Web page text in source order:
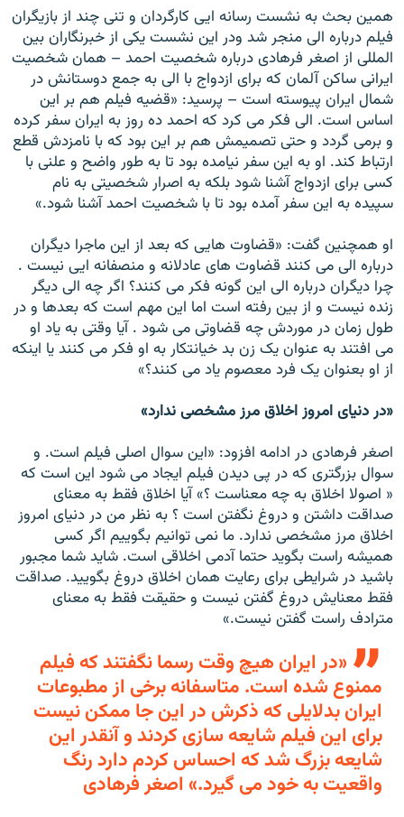
همین بحث به نشست رسانه ایی کارگردان و تنی چند از بازیگران
فیلم درباره الی منجر شد ودر این نشست یکی از خبرنگاران بین
المللی از اصغر فرهادی درباره شخصیت احمد – همان شخصیت
ایرانی ساکن آلمان که برای ازدواج با الی به جمع دوستانش در
شمال ایران پیوسته است – پرسید: «قضیه فیلم هم بر این
اساس است. الی فکر می کرد که احمد ده روز به ایران سفر کرده
و برمی گردد و حتی تصمیمش هم بر این بود که با نامزدش قطع
ارتباط کند. او به این سفر نیامده بود تا به طور واضح و علنی با
کسی برای ازدواج آشنا شود بلکه به اصرار شخصیتی به نام
سپیده به این سفر آمده بود تا با شخصیت احمد آشنا شود.»
او همچنین گفت: «قضاوت هایی که بعد از این ماجرا دیگران
درباره الی می کنند قضاوت های عادلانه و منصفانه ایی نیست .
چرا دیگران درباره الی این گونه فکر می کنند؟ اگر چه الی دیگر
زنده نیست و از بین رفته است اما این مهم است که بعدها و در
طول زمان در موردش چه قضاوتی می شود . آیا وقتی به یاد او
می افتند به عنوان یک زن بد خیانتکار به او فکر می کنند یا اینکه
از او بعنوان یک فرد معصوم یاد می کنند؟»
«در دنیای امروز اخلاق مرز مشخصی ندارد»
اصغر فرهادی در ادامه افزود: «این سوال اصلی فیلم است. و
سوال بزرگتری که در پی دیدن فیلم ایجاد می شود این است که
« اصولا اخلاق به چه معناست ؟» آیا اخلاق فقط به معنای
صداقت داشتن و دروغ نگفتن است ؟ به نظر من در دنیای امروز
اخلاق مرز مشخصی ندارد. ما نمی توانیم بگوییم اگر کسی
همیشه راست بگوید حتما آدمی اخلاقی است. شاید شما مجبور
باشید در شرایطی برای رعایت همان اخلاق دروغ بگویید. صداقت
فقط معنایش دروغ گفتن نیست و حقیقت فقط به معنای
مترادف راست گفتن نیست.»
«در ایران هیچ وقت رسما نگفتند که فیلم
ممنوع شده است. متاسفانه برخی از مطبوعات
ایران بدلایلی که ذکرش در این جا ممکن نیست
برای این فیلم شایعه سازی کردند و آنقدر این
شایعه بزرگ شد که احساس کردم دارد رنگ
واقعیت به خود می گیرد.» اصغر فرهادی